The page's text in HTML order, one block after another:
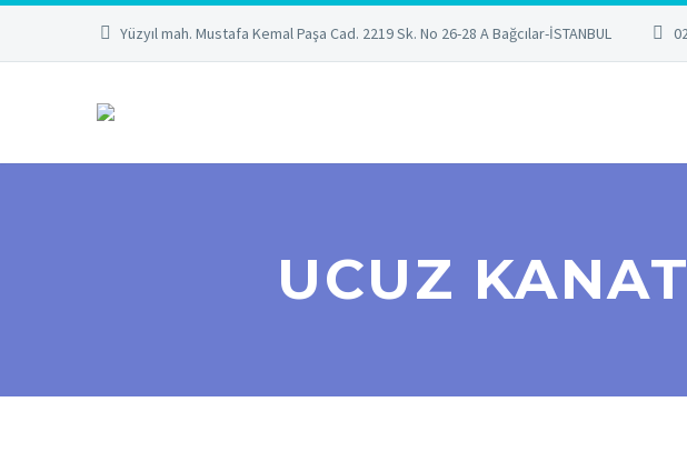
Yüzyıl mah. Mustafa Kemal Paşa Cad. 2219 Sk. No 26-28 A Bağcılar-İSTANBUL
UCUZ